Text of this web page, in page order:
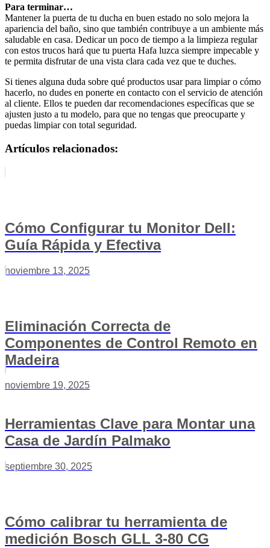
Para terminar…
Mantener la puerta de tu ducha en buen estado no solo mejora la
apariencia del baño, sino que también contribuye a un ambiente más
saludable en casa. Dedicar un poco de tiempo a la limpieza regular
con estos trucos hará que tu puerta Hafa luzca siempre impecable y
te permita disfrutar de una vista clara cada vez que te duches.
Si tienes alguna duda sobre qué productos usar para limpiar o cómo
hacerlo, no dudes en ponerte en contacto con el servicio de atención
al cliente. Ellos te pueden dar recomendaciones específicas que se
ajusten justo a tu modelo, para que no tengas que preocuparte y
puedas limpiar con total seguridad.
Artículos relacionados:
Cómo Configurar tu Monitor Dell:
Guía Rápida y Efectiva
noviembre 13, 2025
Eliminación Correcta de
Componentes de Control Remoto en
Madeira
noviembre 19, 2025
Herramientas Clave para Montar una
Casa de Jardín Palmako
septiembre 30, 2025
Cómo calibrar tu herramienta de
medición Bosch GLL 3-80 CG